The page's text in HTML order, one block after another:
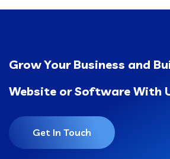
Grow Your Business and
Website or Software With
Get In Touch